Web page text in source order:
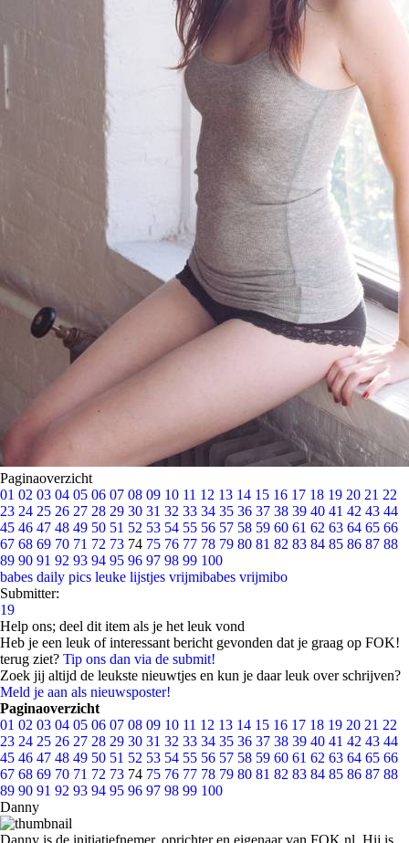
Paginaoverzicht
01 02 03 04 05 06 07 08 09 10 11 12 13 14 15 16 17 18 19 20 21 22
23 24 25 26 27 28 29 30 31 32 33 34 35 36 37 38 39 40 41 42 43 44
45 46 47 48 49 50 51 52 53 54 55 56 57 58 59 60 61 62 63 64 65 66
67 68 69 70 71 72 73 74 75 76 77 78 79 80 81 82 83 84 85 86 87 88
89 90 91 92 93 94 95 96 97 98 99 100
babes daily pics leuke lijstjes vrijmibabes vrijmibo
Submitter:
19
Help ons; deel dit item als je het leuk vond
Heb je een leuk of interessant bericht gevonden dat je graag op FOK!
terug ziet? Tip ons dan via de submit!
Zoek jij altijd de leukste nieuwtjes en kun je daar leuk over schrijven?
Meld je aan als nieuwsposter!
Paginaoverzicht
01 02 03 04 05 06 07 08 09 10 11 12 13 14 15 16 17 18 19 20 21 22
23 24 25 26 27 28 29 30 31 32 33 34 35 36 37 38 39 40 41 42 43 44
45 46 47 48 49 50 51 52 53 54 55 56 57 58 59 60 61 62 63 64 65 66
67 68 69 70 71 72 73 74 75 76 77 78 79 80 81 82 83 84 85 86 87 88
89 90 91 92 93 94 95 96 97 98 99 100
Danny
Danny is de initiatiefnemer, oprichter en eigenaar van FOK.nl. Hij is